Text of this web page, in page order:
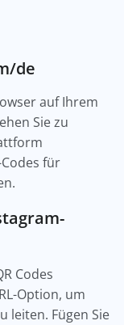
de
auf Ihrem
Sie zu
für
Codes
Option, um
leiten. Fügen Sie